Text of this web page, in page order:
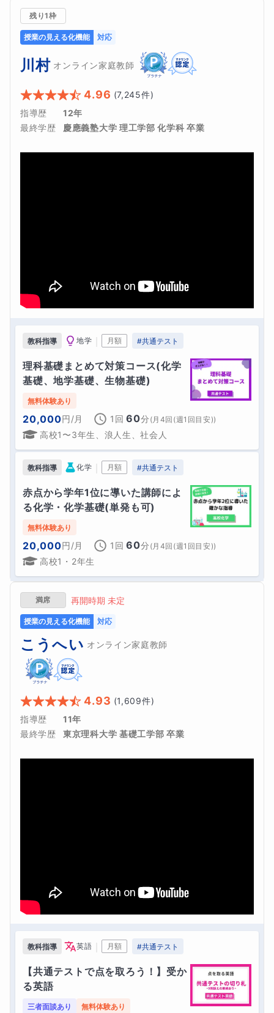
残り1枠
授業の見える化機能 対応
川村 オンライン家庭教師
4.96 (7,245件)
指導歴
12年
最終学歴
慶應義塾大学 理工学部 化学科 卒業
教科指導 地学 月額 #共通テスト
理科基礎まとめて対策コース(化学
基礎、地学基礎、生物基礎)
無料体験あり
20,000円/月 1回 60分 ( 月4回(週1回目安))
高校1〜3年生、浪人生、社会人
教科指導 化学 月額 #共通テスト
赤点から学年1位に導いた講師によ
る化学・化学基礎(単発も可)
無料体験あり
20,000円/月 1回 60分 ( 月4回(週1回目安))
高校1・2年生
満席 再開時期 未定
授業の見える化機能 対応
こうへい オンライン家庭教師
4.93 (1,609件)
指導歴
11年
最終学歴
東京理科大学 基礎工学部 卒業
教科指導 英語 月額 #共通テスト
【共通テストで点を取ろう！】受か
る英語
三者面談あり 無料体験あり